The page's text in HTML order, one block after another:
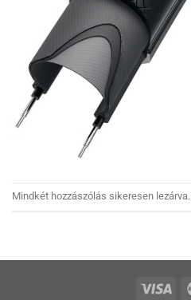
Mindkét hozzászólás sikeresen lezárva.